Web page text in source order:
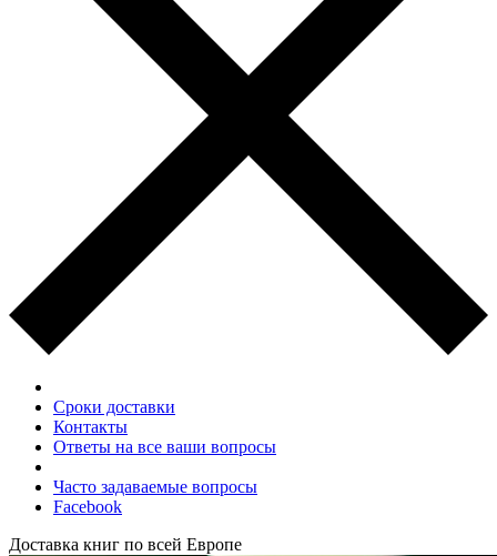
Сроки доставки
Контакты
Ответы на все ваши вопросы
Часто задаваемые вопросы
Facebook
Доставка книг по всей Европе